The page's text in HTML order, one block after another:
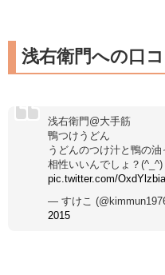
浅右衛門への口コ
浅右衛門@大手筋
鴨つけうどん
うどんのつけ汁と鴨の
相性いいんでしょ？(^_^)
pic.twitter.com/
— すけこ
2015